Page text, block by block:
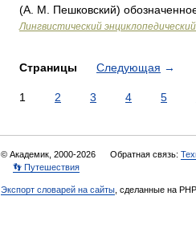
(А. М. Пешковский)
Лингвистический
Страницы Следующая →
1 2 3 4 5
© Академик, 2000-2026 Обратная связь:
👣 Путешествия
Экспорт словарей на сайты , сделанные на PHP,